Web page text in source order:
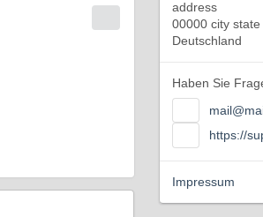
address
00000 city state
Deutschland
Haben Sie
https://
Impressum